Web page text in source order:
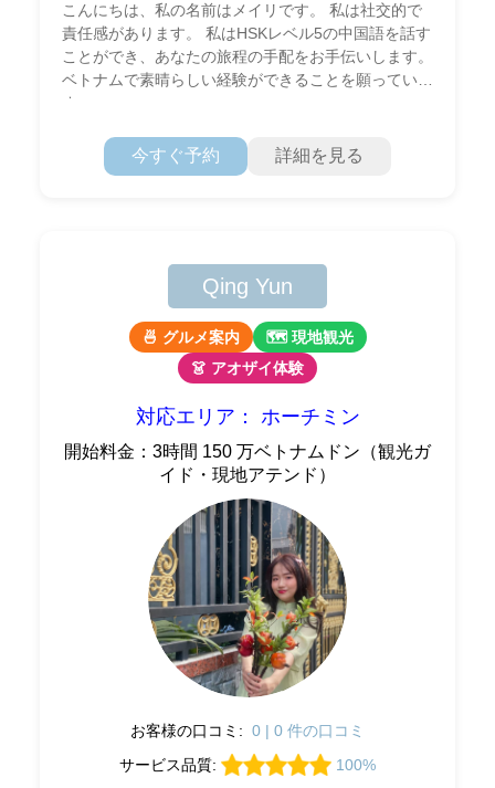
こんにちは、私の名前はメイリです。 私は社交的で
責任感があります。 私はHSKレベル5の中国語を話す
ことができ、あなたの旅程の手配をお手伝いします。
ベトナムで素晴らしい経験ができることを願っていま
す。
今すぐ予約 詳細を見る
Qing Yun
🍜 グルメ案内
🗺 現地観光
👗 アオザイ体験
対応エリア： ホーチミン
開始料金：3時間 150 万ベトナムドン（観光ガ
イド・現地アテンド）
お客様の口コミ: 0 | 0 件の口コミ
サービス品質:
100%